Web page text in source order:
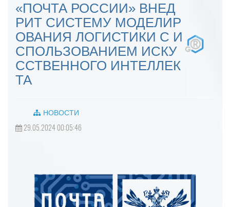
«ПОЧТА РОССИИ» ВНЕД
РИТ СИСТЕМУ МОДЕЛИР
ОВАНИЯ ЛОГИСТИКИ С И
СПОЛЬЗОВАНИЕМ ИСКУ
ССТВЕННОГО ИНТЕЛЛЕК
ТА
НОВОСТИ
29.05.2024 00:05:46